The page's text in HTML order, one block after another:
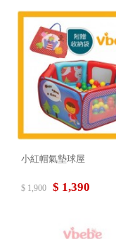
小紅帽氣墊球屋
$ 1,900 $ 1,390